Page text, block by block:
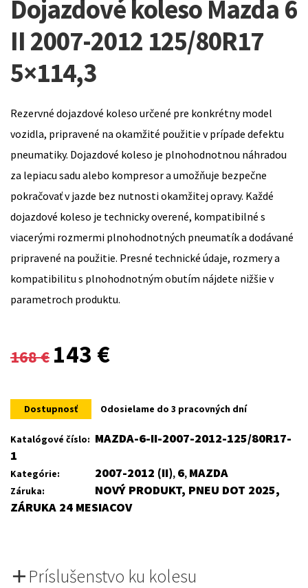
Dojazdové koleso Mazda 6
II 2007-2012 125/80R17
5×114,3
Rezervné dojazdové koleso určené pre konkrétny model
vozidla, pripravené na okamžité použitie v prípade defektu
pneumatiky. Dojazdové koleso je plnohodnotnou náhradou
za lepiacu sadu alebo kompresor a umožňuje bezpečne
pokračovať v jazde bez nutnosti okamžitej opravy. Každé
dojazdové koleso je technicky overené, kompatibilné s
viacerými rozmermi plnohodnotných pneumatík a dodávané
pripravené na použitie. Presné technické údaje, rozmery a
kompatibilitu s plnohodnotným obutím nájdete nižšie v
parametroch produktu.
168€
Original
was:
168 €.
143 €
is:
143 €.
Dostupnosť Odosielame do 3 pracovných dní
Katalógové číslo: MAZDA-6-II-2007-2012-125/80R17-
1
Kategórie: 2007-2012 (II), 6, MAZDA
Záruka:
NOVÝ PRODUKT, PNEU DOT 2025,
ZÁRUKA 24 MESIACOV
Príslušenstvo ku kolesu